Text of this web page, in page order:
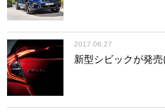
2017.06.27
新型シビックが発